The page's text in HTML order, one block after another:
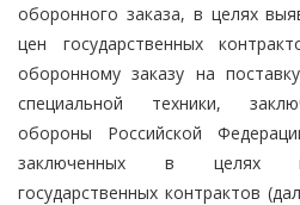
оборонного заказа, в целях
цен государственных
оборонному заказу на
специальной техники,
обороны Российской
заключенных в целях
государственных контрактов